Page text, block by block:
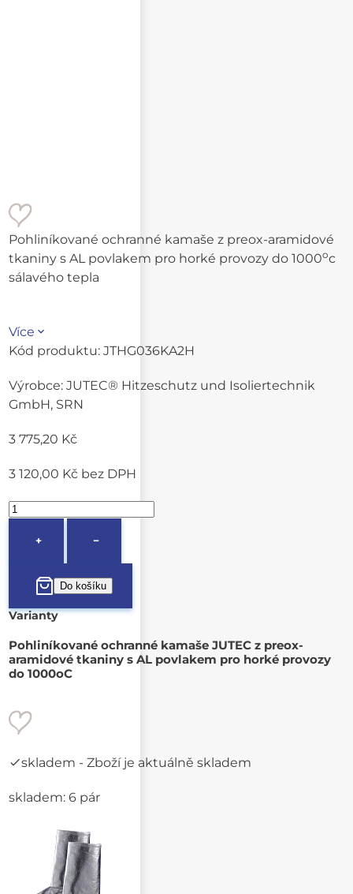
Pohliníkované ochranné kamaše z preox-aramidové
tkaniny s AL povlakem pro horké provozy do 1000oc
sálavého tepla
Více
Kód produktu: JTHG036KA2H
Výrobce: JUTEC® Hitzeschutz und Isoliertechnik
GmbH, SRN
3 775,20 Kč
3 120,00 Kč bez DPH
+ −
Varianty
Pohliníkované ochranné kamaše JUTEC z preox-
aramidové tkaniny s AL povlakem pro horké provozy
do 1000oC
skladem - Zboží je aktuálně skladem
skladem: 6 pár